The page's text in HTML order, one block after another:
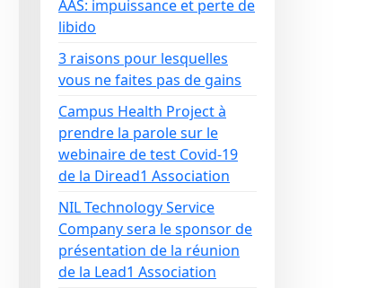
AAS: impuissance et perte de
libido
3 raisons pour lesquelles
vous ne faites pas de gains
Campus Health Project à
prendre la parole sur le
webinaire de test Covid-19
de la Diread1 Association
NIL Technology Service
Company sera le sponsor de
présentation de la réunion
de la Lead1 Association